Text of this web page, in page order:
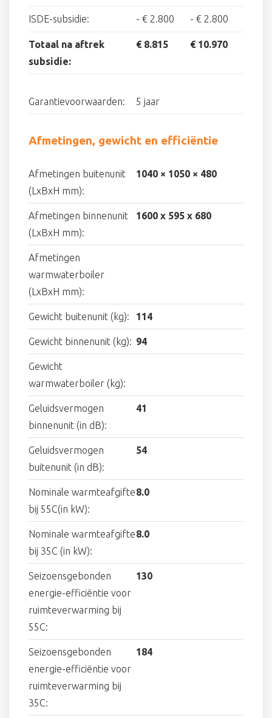
ISDE-subsidie: - € 2.800 - € 2.800
Totaal na aftrek
subsidie:
€ 8.815 € 10.970
Garantievoorwaarden: 5 jaar
Afmetingen, gewicht en efficiëntie
Afmetingen buitenunit
(LxBxH mm):
1040 × 1050 × 480
Afmetingen binnenunit
(LxBxH mm):
1600 x 595 x 680
Afmetingen
warmwaterboiler
(LxBxH mm):
Gewicht buitenunit (kg): 114
Gewicht binnenunit (kg): 94
Gewicht
warmwaterboiler (kg):
Geluidsvermogen
binnenunit (in dB):
41
Geluidsvermogen
buitenunit (in dB):
54
Nominale warmteafgifte
bij 55C(in kW):
8.0
Nominale warmteafgifte
bij 35C (in kW):
8.0
Seizoensgebonden
energie-efficiëntie voor
ruimteverwarming bij
55C:
130
Seizoensgebonden
energie-efficiëntie voor
ruimteverwarming bij
35C:
184